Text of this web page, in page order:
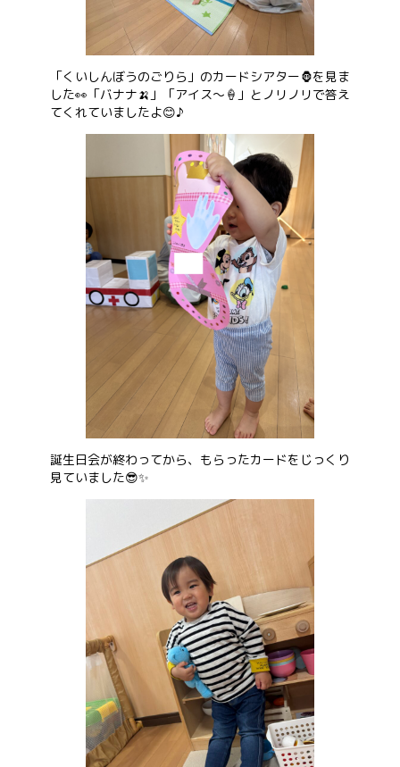
「くいしんぼうのごりら」のカードシアター🦍を見ま
した👀「バナナ🍌」「アイス～🍦」とノリノリで答え
てくれていましたよ😊♪
誕生日会が終わってから、もらったカードをじっくり
見ていました😎✨